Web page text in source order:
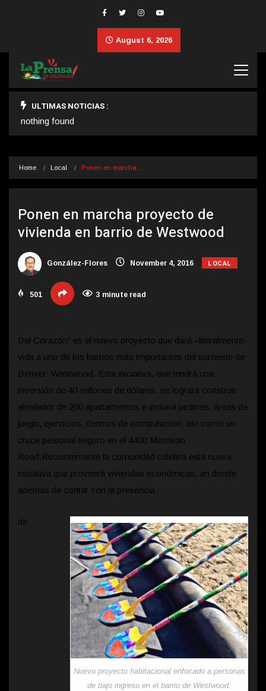
August 6, 2026
ULTIMAS NOTICIAS :
nothing found
Home Local Ponen en marcha…
Ponen en marcha proyecto de
vivienda en barrio de Westwood
González-Flores November 4, 2016 LOCAL
501 3 minute read
Del Corazón” es el nuevo proyecto que dará –literalmente-
vida a uno de los barrios más importantes del suroeste de
Denver: Westwood. Esta iniciativa, que tendrá una
inversión de 40 millones de dólares, se logrará construir
alrededor de 200 apartamentos e incluirá jardines, áreas de
juego, ejercicios, centros de computación, así como un
cruce peatonal seguro en el 4400 Morrison
Road.Recientemente la comunidad celebró esta nueva
iniciativa que proveerá viviendas económicas, en donde
además de contar con la presencia
Nuevo proyecto habitacional enfocado a personas
de bajo ingreso en el barrio de Westwood.
de